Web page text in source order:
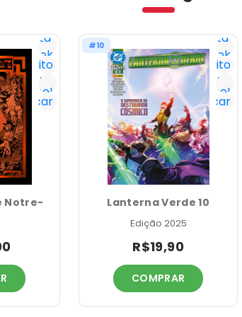
Lista
Geek
Favorito
Já
tenho!
Notificar
Notre-
Lista
Geek
Favorito
Já
tenho!
Notificar
#10
Lanterna Verde 10
Edição 2025
R$19,90
COMPRAR